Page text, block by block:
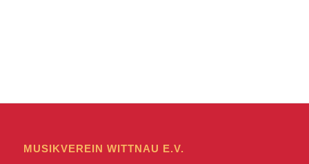
MUSIKVEREIN WITTNAU E.V.